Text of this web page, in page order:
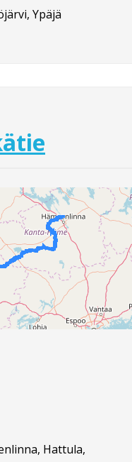
Ypäjä
Hattula,